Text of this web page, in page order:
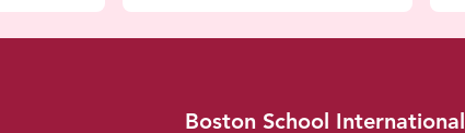
Boston School International